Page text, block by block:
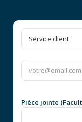
Pièce jointe